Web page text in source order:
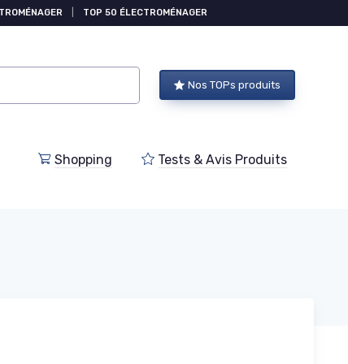
TOP 50 ÉLECTROMÉNAGER
Nos TOPs produits
Shopping Tests & Avis Produits